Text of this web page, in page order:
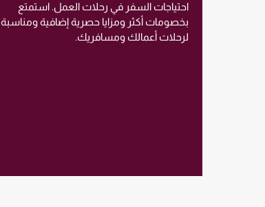
احتياجات السفر في رحلات العمل. استمتع
بخصومات أكثر ومزايا حصرية إضافية ومناسبة
لرحلات أعمالك ومسافريك.